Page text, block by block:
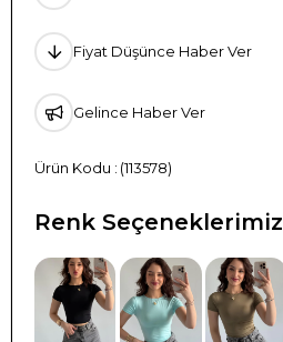
Fiyat Düşünce Haber Ver
Gelince Haber Ver
(113578)
Renk Seçeneklerimiz